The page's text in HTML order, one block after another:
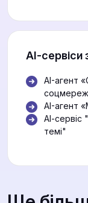
АІ-сервіси
AI-агент
AI-агент
АІ-сервіс
темі"